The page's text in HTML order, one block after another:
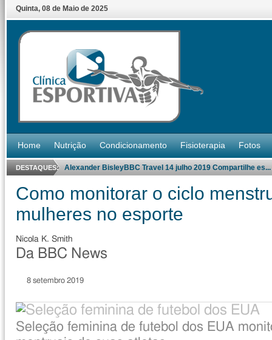
Quinta, 08de Maiode 2025
Home Nutrição Condicionamento Fisioterapia Fotos
DESTAQUES: Alexander BisleyBBC Travel 14 julho 2019 Compartilhe es...
Mariana Alvim - @marianaalvimDa BBC News Brasil em
Como monitorar o ciclo
mulheres no esporte
Nicola K. Smith
Da BBC News
8 setembro 2019
Direito
de
Image
caption
Seleção feminina de futebol dos EUA